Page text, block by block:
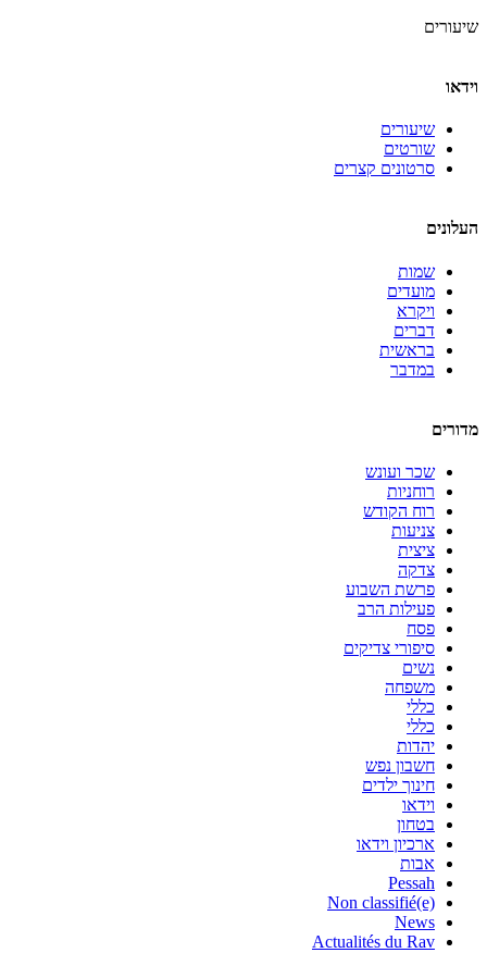
שיעורים
וידאו
שיעורים
שורטים
סרטונים קצרים
העלונים
שמות
מועדים
ויקרא
דברים
בראשית
במדבר
מדורים
שכר ועונש
רוחניות
רוח הקודש
צניעות
ציצית
צדקה
פרשת השבוע
פעילות הרב
פסח
סיפורי צדיקים
נשים
משפחה
כללי
כללי
יהדות
חשבון נפש
חינוך ילדים
וידאו
בטחון
ארכיון וידאו
אבות
Pessah
Non classifié(e)
News
Actualités du Rav